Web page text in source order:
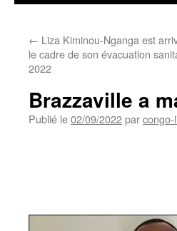
← Liza Kiminou-Nganga est
le cadre de son évacuation
2022
Brazzaville a
Publié le02/09/2022parcongo-